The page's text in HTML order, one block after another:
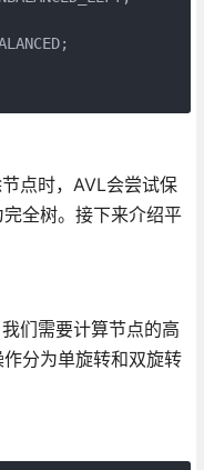
点时，AVL会尝试保
全树。接下来介绍平
们需要计算节点的高
分为单旋转和双旋转